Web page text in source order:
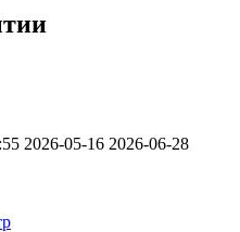
2026-05-16 2026-06-28